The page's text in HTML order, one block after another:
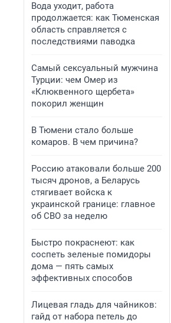
Вода уходит, работа
продолжается: как Тюменская
область справляется с
последствиями паводка
Самый сексуальный мужчина
Турции: чем Омер из
«Клюквенного щербета»
покорил женщин
В Тюмени стало больше
комаров. В чем причина?
Россию атаковали больше 200
тысяч дронов, а Беларусь
стягивает войска к
украинской границе: главное
об СВО за неделю
Быстро покраснеют: как
соспеть зеленые помидоры
дома — пять самых
эффективных способов
Лицевая гладь для чайников:
гайд от набора петель до